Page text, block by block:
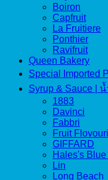
Boiron
Capfruit
La Fruitiere
Ponthier
Ravifruit
Queen Bakery
Special Imported
Syrup & Sauce |
1883
Davinci
Fabbri
Fruit
GIFFARD
Hales's
Lin
Long Beach